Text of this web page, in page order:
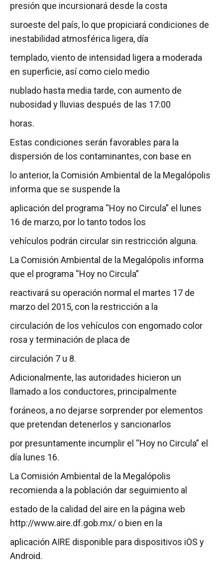
presión que incursionará desde la costa
suroeste del país, lo que propiciará condiciones de
inestabilidad atmosférica ligera, día
templado, viento de intensidad ligera a moderada
en superficie, así como cielo medio
nublado hasta media tarde, con aumento de
nubosidad y lluvias después de las 17:00
horas.
Estas condiciones serán favorables para la
dispersión de los contaminantes, con base en
lo anterior, la Comisión Ambiental de la Megalópolis
informa que se suspende la
aplicación del programa “Hoy no Circula” el lunes
16 de marzo, por lo tanto todos los
vehículos podrán circular sin restricción alguna.
La Comisión Ambiental de la Megalópolis informa
que el programa “Hoy no Circula”
reactivará su operación normal el martes 17 de
marzo del 2015, con la restricción a la
circulación de los vehículos con engomado color
rosa y terminación de placa de
circulación 7 u 8.
Adicionalmente, las autoridades hicieron un
llamado a los conductores, principalmente
foráneos, a no dejarse sorprender por elementos
que pretendan detenerlos y sancionarlos
por presuntamente incumplir el “Hoy no Circula” el
día lunes 16.
La Comisión Ambiental de la Megalópolis
recomienda a la población dar seguimiento al
estado de la calidad del aire en la página web
http://www.aire.df.gob.mx/ o bien en la
aplicación AIRE disponible para dispositivos iOS y
Android.